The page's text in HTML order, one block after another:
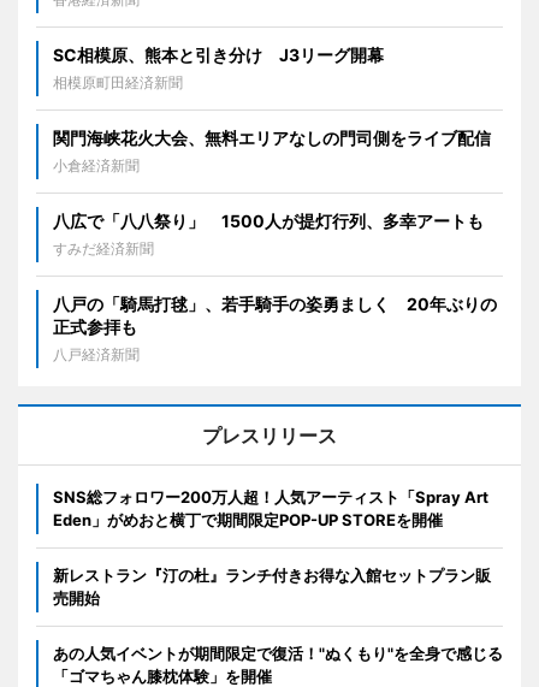
SC相模原、熊本と引き分け J3リーグ開幕
相模原町田経済新聞
関門海峡花火大会、無料エリアなしの門司側をライブ配信
小倉経済新聞
八広で「八八祭り」 1500人が提灯行列、多幸アートも
すみだ経済新聞
八戸の「騎馬打毬」、若手騎手の姿勇ましく 20年ぶりの
正式参拝も
八戸経済新聞
プレスリリース
SNS総フォロワー200万人超！人気アーティスト「Spray Art
Eden」がめおと横丁で期間限定POP-UP STOREを開催
新レストラン『汀の杜』ランチ付きお得な入館セットプラン販
売開始
あの人気イベントが期間限定で復活！"ぬくもり"を全身で感じる
「ゴマちゃん膝枕体験」を開催